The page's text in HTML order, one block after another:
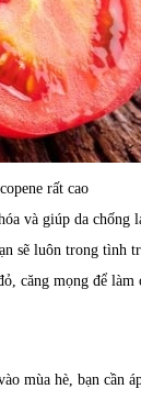
rất cao
và giúp da chống
sẽ luôn trong tình
căng mọng để làm
mùa hè, bạn cần